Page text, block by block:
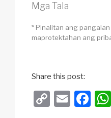
Mga Tala
* Pinalitan ang
maprotektahan ang
Share this post:
C
E
F